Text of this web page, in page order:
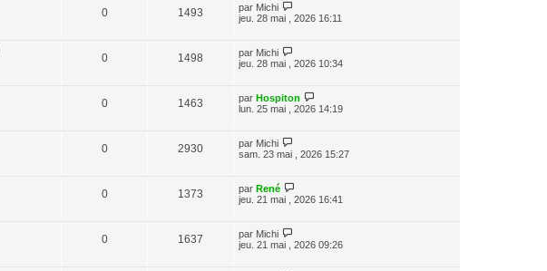
0 1493 par Michi
jeu. 28 mai , 2026 16:11
0 1498 par Michi
jeu. 28 mai , 2026 10:34
0 1463 par Hospiton
lun. 25 mai , 2026 14:19
0 2930 par Michi
sam. 23 mai , 2026 15:27
0 1373 par René
jeu. 21 mai , 2026 16:41
0 1637 par Michi
jeu. 21 mai , 2026 09:26